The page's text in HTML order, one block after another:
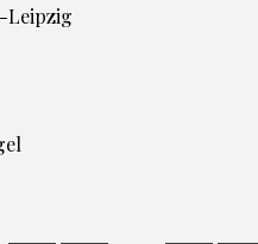
Leipzig